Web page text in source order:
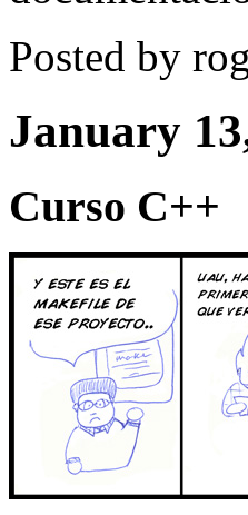
Posted by
January
Curso C++